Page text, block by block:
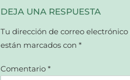
DEJA UNA RESPUESTA
Tu dirección de correo
están marcados con *
Comentario *